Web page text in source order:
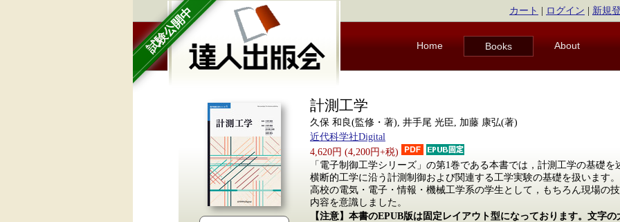
試験公開中 カート ログイン 新規
Home Books About
計測工学
久保 和良(監修・著), 井手尾 光臣, 加藤 康弘(著)
近代科学社Digital
4,620円 (4,200円+税)
「電子制御工学シリーズ」の第1巻である本書では，計測工学の基礎
横断的工学に沿う計測制御および関連する工学実験の基礎を扱います
高校の電気・電子・情報・機械工学系の学生として，もちろん現場の
内容を意識しました。
【注意】本書のEPUB版は固定レイアウト型になっております。文字